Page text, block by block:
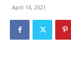
April 14, 2021